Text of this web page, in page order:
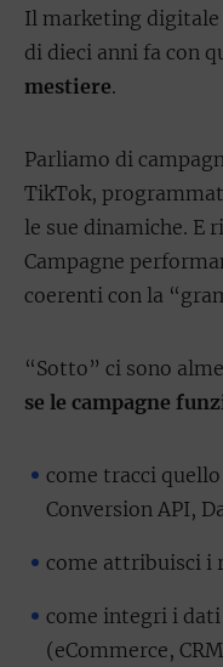
Il marketing digitale
di dieci anni fa con
mestiere.
Parliamo di
TikTok,
le sue dinamiche. E
Campagne
coerenti con la
“Sotto” ci sono
se le campagne
come tracci
Conversion API,
come attribuisci i
come integri i
(eCommerce,